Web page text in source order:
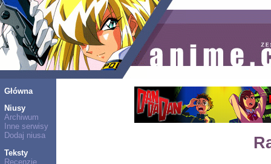
Główna
Niusy
Archiwum
Inne serwisy
Dodaj niusa
Teksty
Recenzje